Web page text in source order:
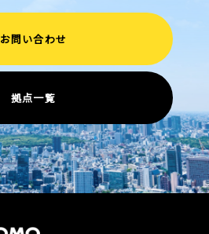
お問い合わせ
拠点一覧